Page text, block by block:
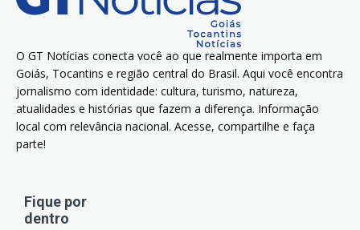
O GT Notícias conecta você ao que realmente importa em
Goiás, Tocantins e região central do Brasil. Aqui você encontra
jornalismo com identidade: cultura, turismo, natureza,
atualidades e histórias que fazem a diferença. Informação
local com relevância nacional. Acesse, compartilhe e faça
parte!
Fique por
dentro